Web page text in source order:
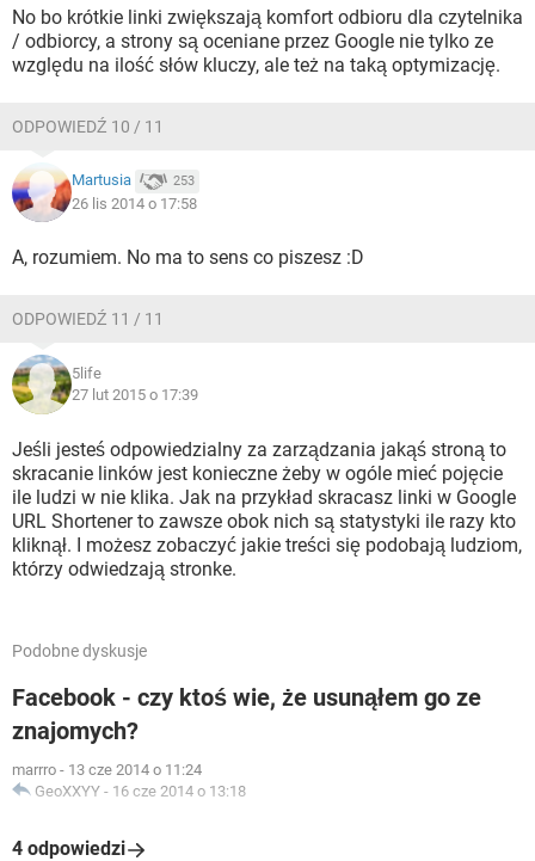
No bo krótkie linki zwiększają komfort odbioru dla czytelnika
/ odbiorcy, a strony są oceniane przez Google nie tylko ze
względu na ilość słów kluczy, ale też na taką optymizację.
ODPOWIEDŹ 10 / 11
Martusia 253
26 lis 2014 o 17:58
A, rozumiem. No ma to sens co piszesz :D
ODPOWIEDŹ 11 / 11
5life
27 lut 2015 o 17:39
Jeśli jesteś odpowiedzialny za zarządzania jakąś stroną to
skracanie linków jest konieczne żeby w ogóle mieć pojęcie
ile ludzi w nie klika. Jak na przykład skracasz linki w Google
URL Shortener to zawsze obok nich są statystyki ile razy kto
kliknął. I możesz zobaczyć jakie treści się podobają ludziom,
którzy odwiedzają stronke.
Podobne dyskusje
Facebook - czy ktoś wie, że usunąłem go ze
znajomych?
marrro - 13 cze 2014 o 11:24
GeoXXYY - 16 cze 2014 o 13:18
4 odpowiedzi